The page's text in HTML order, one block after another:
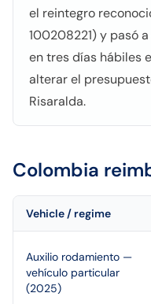
el reintegro
100208221) y pasó
en tres días hábiles
alterar el
Risaralda.
Colombia
Vehicle / regime
Auxilio rodamiento —
vehículo particular
(2025)